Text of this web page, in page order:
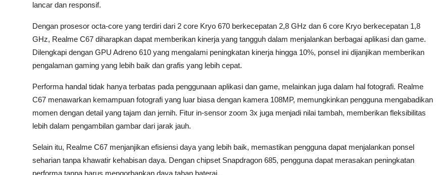
lancar dan responsif.
Dengan prosesor octa-core yang terdiri dari 2 core Kryo 670 berkecepatan 2,8 GHz dan 6 core Kryo berkecepatan 1,8
GHz, Realme C67 diharapkan dapat memberikan kinerja yang tangguh dalam menjalankan berbagai aplikasi dan game.
Dilengkapi dengan GPU Adreno 610 yang mengalami peningkatan kinerja hingga 10%, ponsel ini dijanjikan memberikan
pengalaman gaming yang lebih baik dan grafis yang lebih cepat.
Performa handal tidak hanya terbatas pada penggunaan aplikasi dan game, melainkan juga dalam hal fotografi. Realme
C67 menawarkan kemampuan fotografi yang luar biasa dengan kamera 108MP, memungkinkan pengguna mengabadikan
momen dengan detail yang tajam dan jernih. Fitur in-sensor zoom 3x juga menjadi nilai tambah, memberikan fleksibilitas
lebih dalam pengambilan gambar dari jarak jauh.
Selain itu, Realme C67 menjanjikan efisiensi daya yang lebih baik, memastikan pengguna dapat menjalankan ponsel
seharian tanpa khawatir kehabisan daya. Dengan chipset Snapdragon 685, pengguna dapat merasakan peningkatan
performa tanpa harus mengorbankan daya tahan baterai.